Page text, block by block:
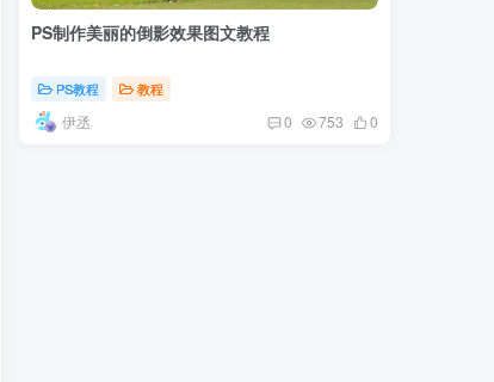
PS制作美丽的倒影效果图文教程
PS教程 教程
伊丞 0 753 0